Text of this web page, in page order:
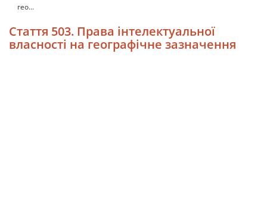
гео...
Стаття 503. Права інтелектуальної
власності на географічне зазначення